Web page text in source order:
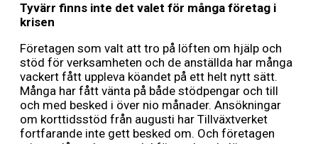
Tyvärr finns inte det valet för många företag i
krisen
Företagen som valt att tro på löften om hjälp och
stöd för verksamheten och de anställda har många
vackert fått uppleva köandet på ett helt nytt sätt.
Många har fått vänta på både stödpengar och till
och med besked i över nio månader. Ansökningar
om korttidsstöd från augusti har Tillväxtverket
fortfarande inte gett besked om. Och företagen